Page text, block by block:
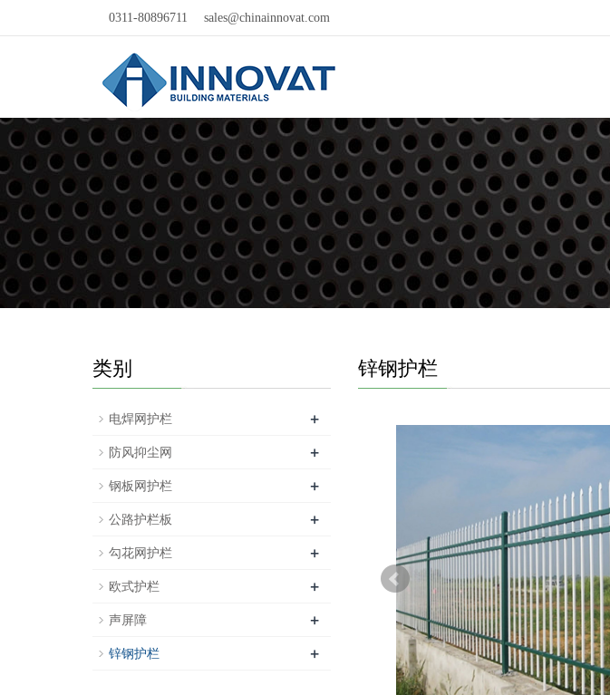
0311-80896711 sales@chinainnovat.com
锌钢护栏
类别
电焊网护栏 +
防风抑尘网 +
钢板网护栏 +
公路护栏板 +
勾花网护栏 +
欧式护栏 +
声屏障 +
锌钢护栏 +